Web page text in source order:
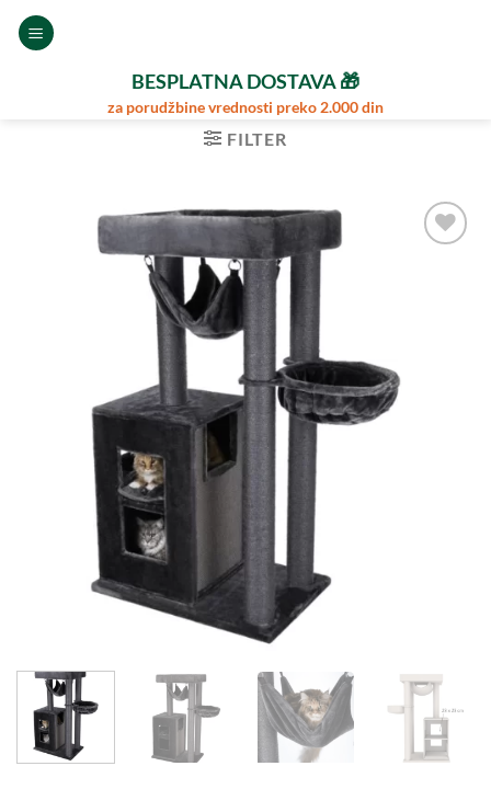
Preskoči
BESPLATNA DOSTAVA 🎁
za porudžbine vrednosti preko 2.000 din
FILTER